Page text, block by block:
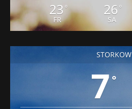
23 °
FR
26 °
SA
STORKOW
7°